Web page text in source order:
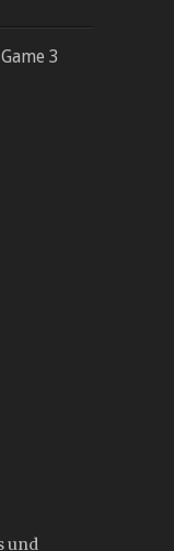
3
und